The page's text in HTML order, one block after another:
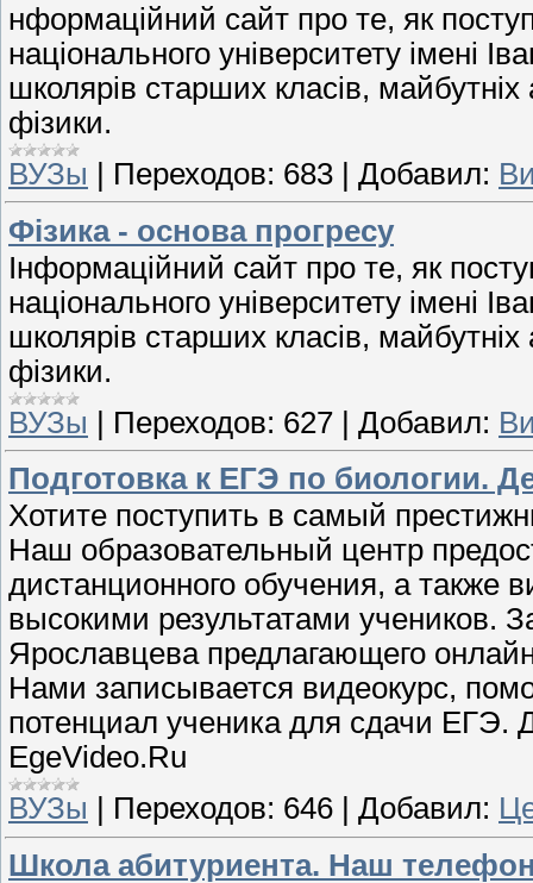
нформацiйний сайт про те, як
нацiонального унiверситету iменi
школярiв старших класiв,
фiзики.
ВУЗы
Переходов: 683 Добавил:
Фiзика - основа прогресу
Інформацiйний сайт про те, як
нацiонального унiверситету iменi
школярiв старших класiв,
фiзики.
ВУЗы | Переходов: 627 | Добавил:
Подготовка к ЕГЭ по биологии.
Хотите поступить в самый
Наш образовательный центр
дистанционного обучения, а также
высокими результатами учеников.
Ярославцева предлагающего
Нами записывается видеокурс,
потенциал ученика для сдачи ЕГЭ.
EgeVideo.Ru
ВУЗы
Переходов: 646 Добавил:
Школа абитуриента. Наш